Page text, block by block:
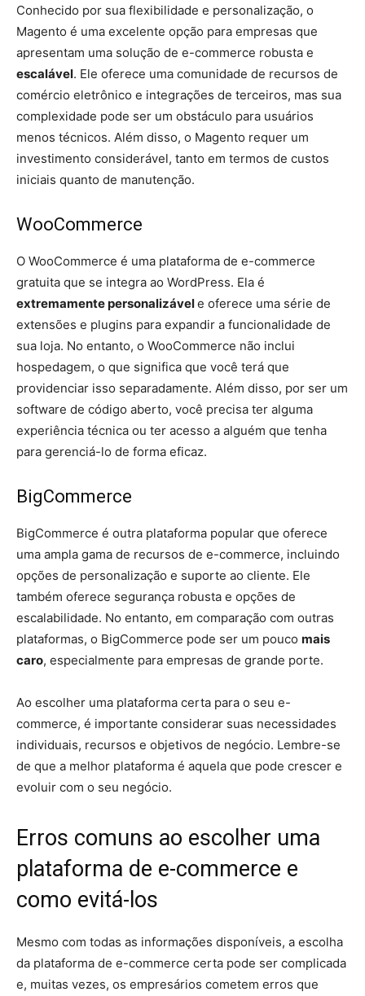
Conhecido por sua flexibilidade e personalização, o
Magento é uma excelente opção para empresas que
apresentam uma solução de e-commerce robusta e
escalável. Ele oferece uma comunidade de recursos de
comércio eletrônico e integrações de terceiros, mas sua
complexidade pode ser um obstáculo para usuários
menos técnicos. Além disso, o Magento requer um
investimento considerável, tanto em termos de custos
iniciais quanto de manutenção.
WooCommerce
O WooCommerce é uma plataforma de e-commerce
gratuita que se integra ao WordPress. Ela é
extremamente personalizávele oferece uma série de
extensões e plugins para expandir a funcionalidade de
sua loja. No entanto, o WooCommerce não inclui
hospedagem, o que significa que você terá que
providenciar isso separadamente. Além disso, por ser um
software de código aberto, você precisa ter alguma
experiência técnica ou ter acesso a alguém que tenha
para gerenciá-lo de forma eficaz.
BigCommerce
BigCommerce é outra plataforma popular que oferece
uma ampla gama de recursos de e-commerce, incluindo
opções de personalização e suporte ao cliente. Ele
também oferece segurança robusta e opções de
escalabilidade. No entanto, em comparação com outras
plataformas, o BigCommerce pode ser um pouco mais
caro, especialmente para empresas de grande porte.
Ao escolher uma plataforma certa para o seu e-
commerce, é importante considerar suas necessidades
individuais, recursos e objetivos de negócio. Lembre-se
de que a melhor plataforma é aquela que pode crescer e
evoluir com o seu negócio.
Erros comuns ao escolher uma
plataforma de e-commerce e
como evitá-los
Mesmo com todas as informações disponíveis, a escolha
da plataforma de e-commerce certa pode ser complicada
e, muitas vezes, os empresários cometem erros que